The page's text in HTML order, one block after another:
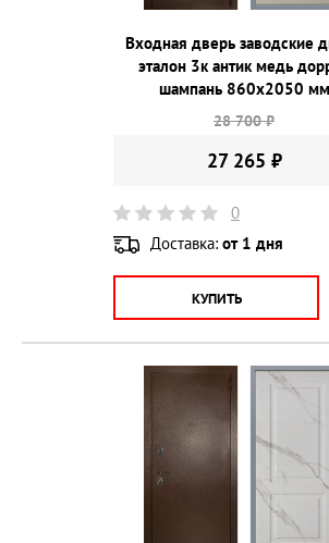
Входная дверь заводские
эталон 3к антик медь
шампань 860х2050 мм
28 700 ₽
27 265 ₽
0
Доставка: от 1 дня
КУПИТЬ